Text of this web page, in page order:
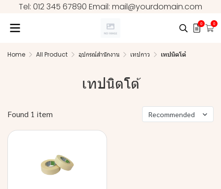
Tel: 012 345 67890 Email: mail@yourdomain.com
0 0
Home All Product อุปกรณ์สำนักงาน เทปกาว เทปนิตโต้
เทปนิตโต้
Found 1 item Recommended